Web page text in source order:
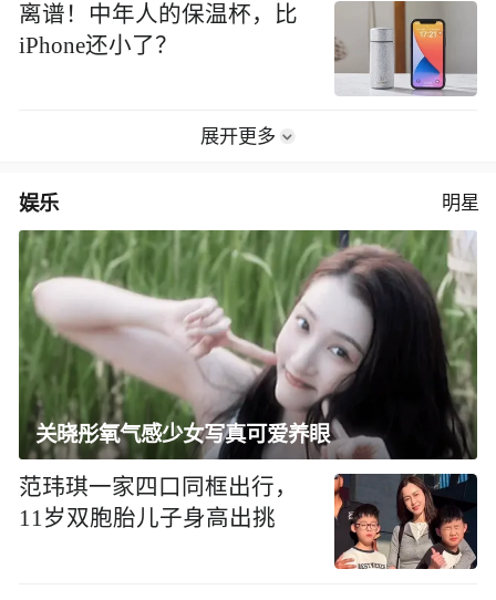
离谱！中年人的保温杯，比
iPhone还小了？
展开更多
娱乐 明星
关晓彤氧气感少女写真可爱养眼
范玮琪一家四口同框出行，
11岁双胞胎儿子身高出挑